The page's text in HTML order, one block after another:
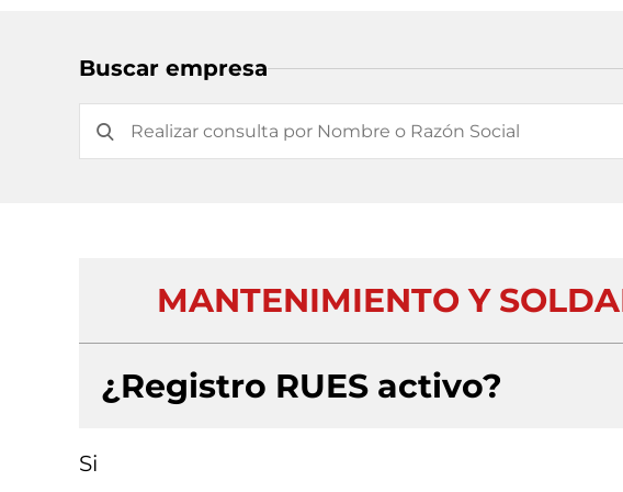
Buscar empresa
MANTENIMIENTO Y
¿Registro RUES activo?
Si